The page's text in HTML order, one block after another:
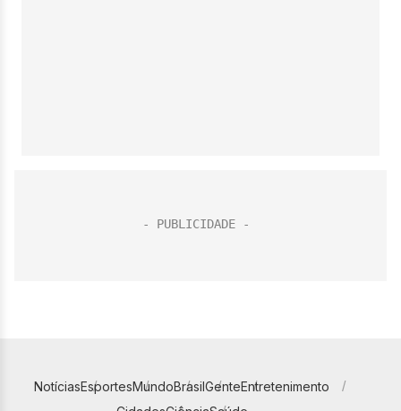
NotíciasEsportesMundoBrasilGenteEntretenimento